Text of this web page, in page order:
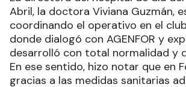
Abril, la doctora Viviana Guzmán,
coordinando el operativo en el
donde dialogó con AGENFOR y
desarrolló con total normalidad y
En ese sentido, hizo notar que en
gracias a las medidas sanitarias